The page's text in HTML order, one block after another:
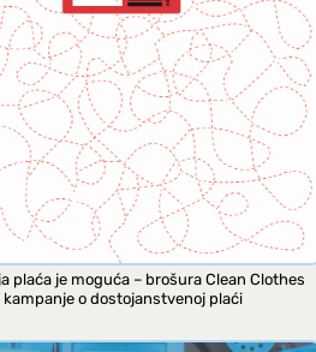
plaća je moguća – brošura Clean Clothes
kampanje o dostojanstvenoj plaći